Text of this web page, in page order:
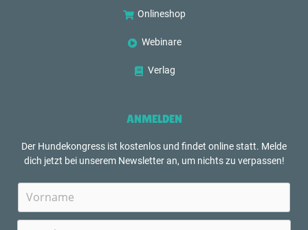
Onlineshop
Webinare
Verlag
ANMELDEN
Der Hundekongress ist kostenlos und findet online statt. Melde
dich jetzt bei unserem Newsletter an, um nichts zu verpassen!